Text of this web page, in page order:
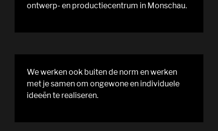
ontwerp- en productiecentrum in Monschau.
We werken ook buiten de norm en werken
met je samen om ongewone en individuele
ideeën te realiseren.